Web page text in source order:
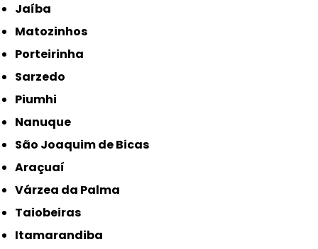
Jaíba
Matozinhos
Porteirinha
Sarzedo
Piumhi
Nanuque
São Joaquim de Bicas
Araçuaí
Várzea da Palma
Taiobeiras
Itamarandiba